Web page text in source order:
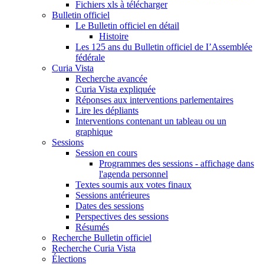
Fichiers xls à télécharger
Bulletin officiel
Le Bulletin officiel en détail
Histoire
Les 125 ans du Bulletin officiel de I’Assemblée
fédérale
Curia Vista
Recherche avancée
Curia Vista expliquée
Réponses aux interventions parlementaires
Lire les dépliants
Interventions contenant un tableau ou un
graphique
Sessions
Session en cours
Programmes des sessions - affichage dans
l'agenda personnel
Textes soumis aux votes finaux
Sessions antérieures
Dates des sessions
Perspectives des sessions
Résumés
Recherche Bulletin officiel
Recherche Curia Vista
Élections